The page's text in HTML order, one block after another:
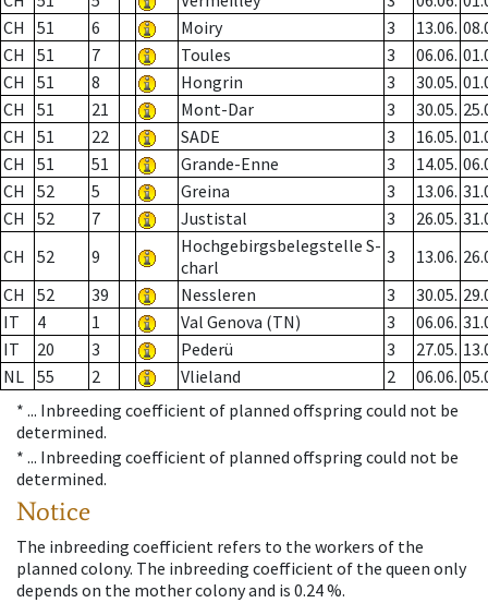
CH
51 6 Moiry 3 13.06.
CH
51 7 Toules 3 06.06.
CH
51 8 Hongrin 3 30.05.
CH
51 21 Mont-Dar 3 30.05.
CH
51 22 SADE 3 16.05.
CH
51 51 Grande-Enne 3 14.05.
CH
52 5 Greina 3 13.06.
CH
52 7 Justistal 3 26.05.
CH
52 9
Hochgebirgsbelegstelle S-
charl
3 13.06.
CH
52 39 Nessleren 3 30.05.
IT
4 1 Val Genova (TN) 3 06.06.
IT
20 3 Pederü 3 27.05.
NL 55 2 Vlieland 2 06.06.
* ... Inbreeding coefficient of planned offspring could not be
determined.
* ... Inbreeding coefficient of planned offspring could not be
determined.
Notice
The inbreeding coefficient refers to the workers of the
planned colony. The inbreeding coefficient of the queen only
depends on the mother colony and is 0.24 %.